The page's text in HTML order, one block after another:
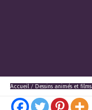
Accueil Dessins animés et films